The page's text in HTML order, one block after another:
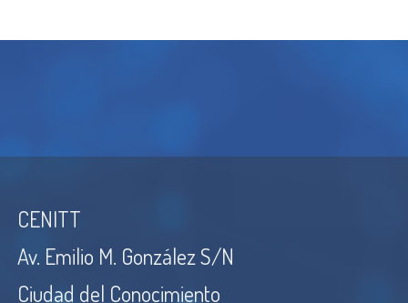
CENITT
Av. Emilio M. González S/N
Ciudad del Conocimiento